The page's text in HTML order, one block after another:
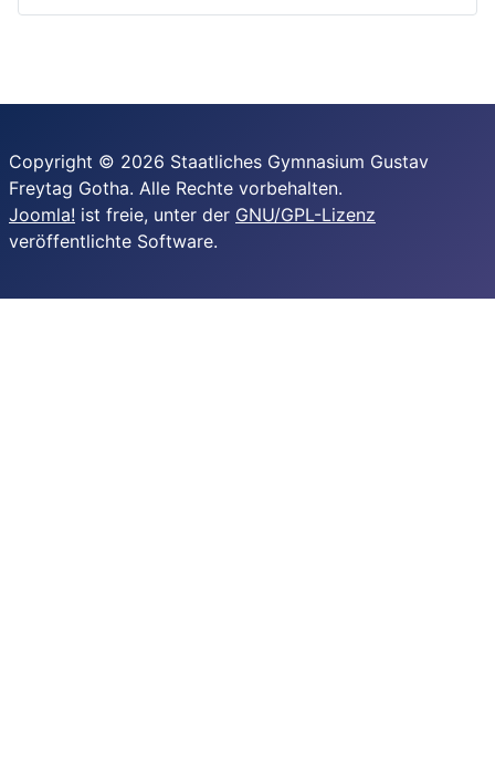
Copyright © 2026 Staatliches Gymnasium Gustav
Freytag Gotha. Alle Rechte vorbehalten.
Joomla! ist freie, unter der GNU/GPL-Lizenz
veröffentlichte Software.